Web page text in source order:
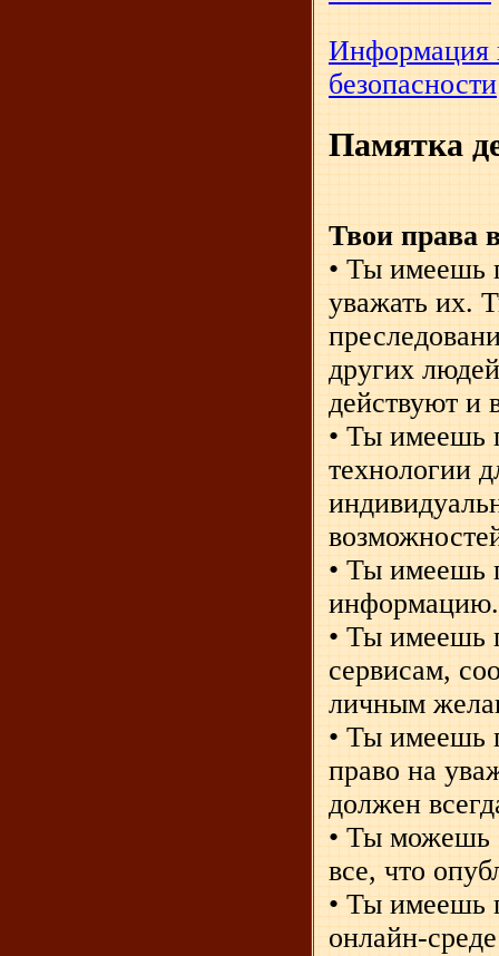
Информация
безопасности
Памятка
Твои права
• Ты имеешь
уважать их.
других
действуют и
• Ты имеешь
технологии
• Ты имеешь
• Ты имеешь
сервисам,
личным
• Ты имеешь
право на
должен
• Ты можешь
все, что
• Ты имеешь
онлайн-